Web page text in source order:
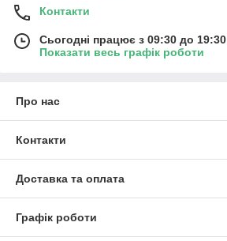
Контакти
Сьогодні працює з 09:30 до 19:30
Показати весь графік роботи
Про нас
Контакти
Доставка та оплата
Графік роботи